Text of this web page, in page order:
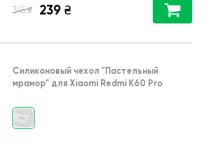
345 ₴ 239 ₴
Силиконовый чехол "Пастельный
мрамор" для Xiaomi Redmi K60 Pro